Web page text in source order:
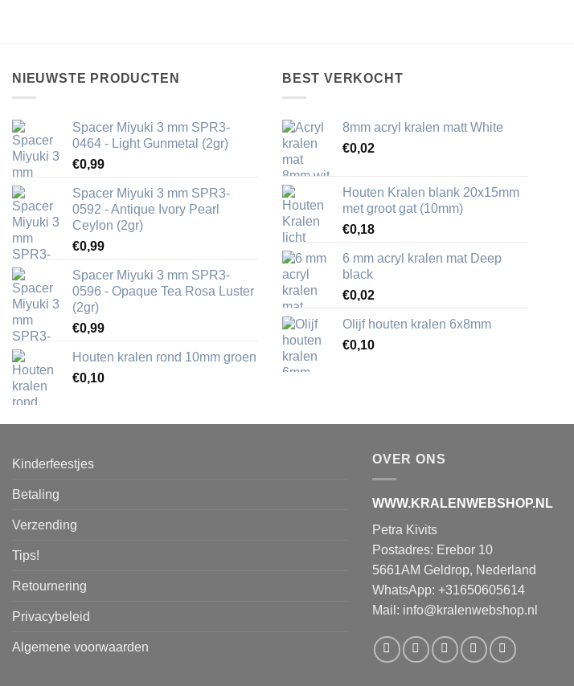
NIEUWSTE PRODUCTEN
Spacer Miyuki 3 mm SPR3-
0464 - Light Gunmetal (2gr)
€0,99
Spacer Miyuki 3 mm SPR3-
0592 - Antique Ivory Pearl
Ceylon (2gr)
€0,99
Spacer Miyuki 3 mm SPR3-
0596 - Opaque Tea Rosa Luster
(2gr)
€0,99
Houten kralen rond 10mm groen
€0,10
BEST VERKOCHT
8mm acryl kralen matt White
€0,02
Houten Kralen blank 20x15mm
met groot gat (10mm)
€0,18
6 mm acryl kralen mat Deep
black
€0,02
Olijf houten kralen 6x8mm
€0,10
Kinderfeestjes
Betaling
Verzending
Tips!
Retournering
Privacybeleid
Algemene voorwaarden
OVER ONS
WWW.KRALENWEBSHOP.NL
Petra Kivits
Postadres: Erebor 10
5661AM Geldrop, Nederland
WhatsApp: +31650605614
Mail: info@kralenwebshop.nl